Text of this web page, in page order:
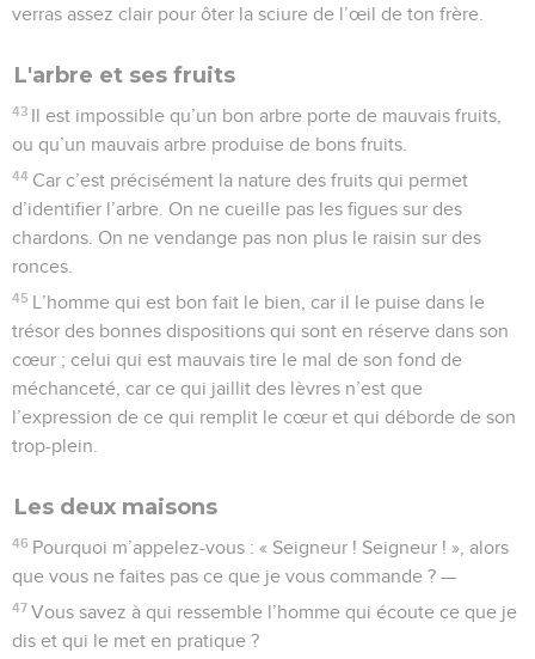
verras assez clair pour ôter la sciure de l’œil de ton frère.
L'arbre et ses fruits
43 Il est impossible qu’un bon arbre porte de mauvais fruits,
ou qu’un mauvais arbre produise de bons fruits.
44 Car c’est précisément la nature des fruits qui permet
d’identifier l’arbre. On ne cueille pas les figues sur des
chardons. On ne vendange pas non plus le raisin sur des
ronces.
45 L’homme qui est bon fait le bien, car il le puise dans le
trésor des bonnes dispositions qui sont en réserve dans son
cœur ; celui qui est mauvais tire le mal de son fond de
méchanceté, car ce qui jaillit des lèvres n’est que
l’expression de ce qui remplit le cœur et qui déborde de son
trop-plein.
Les deux maisons
46 Pourquoi m’appelez-vous : « Seigneur ! Seigneur ! », alors
que vous ne faites pas ce que je vous commande ? —
47 Vous savez à qui ressemble l’homme qui écoute ce que je
dis et qui le met en pratique ?